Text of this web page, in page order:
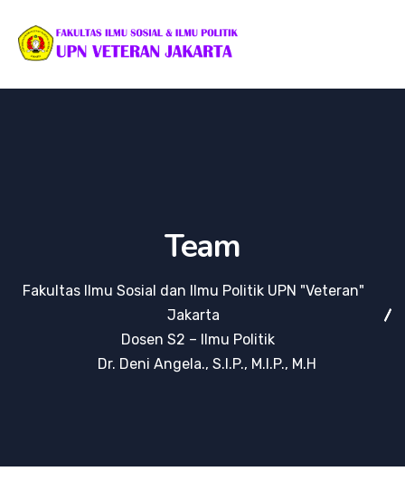
Team
Fakultas Ilmu Sosial dan Ilmu Politik UPN "Veteran"
Jakarta
Dosen S2 – Ilmu Politik
Dr. Deni Angela., S.I.P., M.I.P., M.H